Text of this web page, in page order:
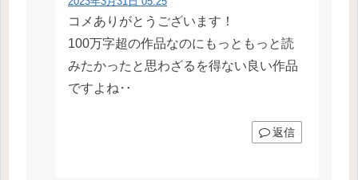
コメありがとうございます！
100万字超の作品なのにもっともっと読
みたかったと思わざるを得ない良い作品
ですよね‥
返信